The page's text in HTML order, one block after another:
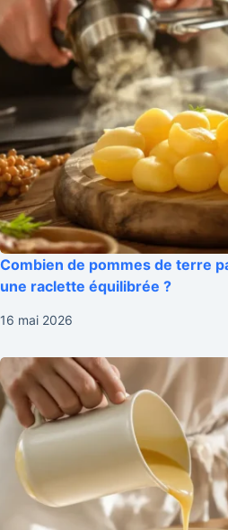
Combien de pommes de terre
une raclette équilibrée ?
16 mai 2026